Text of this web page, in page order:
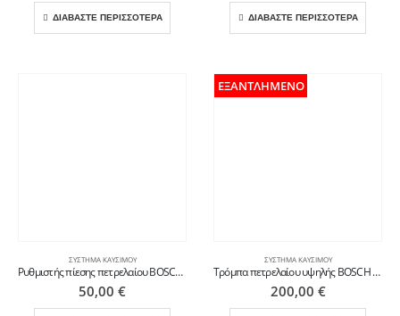
ΔΙΑΒΑΣΤΕ ΠΕΡΙΣΣΟΤΕΡΑ ΔΙΑΒΑΣΤΕ ΠΕΡΙΣΣΟΤΕΡΑ
ΣΎΣΤΗΜΑ ΚΑΥΣΊΜΟΥ
Ρυθμιστής πίεσης πετρελαίου BOSCH για VOLVO
50,00 €
ΕΞΑΝΤΛΗΜΈΝΟ
ΣΎΣΤΗΜΑ ΚΑΥΣΊΜΟΥ
Τρόμπα πετρελαίου υψηλής BOSCH για VOLVO FE
200,00 €